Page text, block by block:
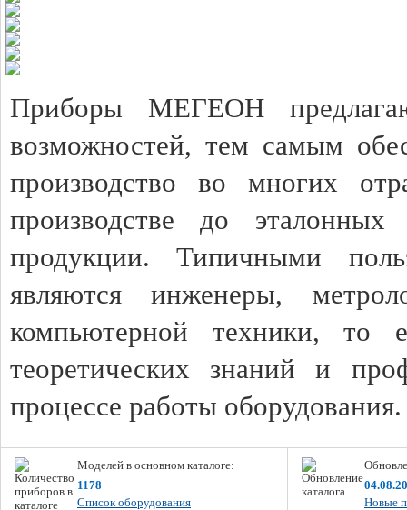
Приборы МЕГЕОН
возможностей, тем самым
производство во многих
производстве до эталонных
продукции. Типичными
являются инженеры,
компьютерной техники, то
теоретических знаний и
процессе работы
Моделей в основном каталоге:
1178
Список оборудования
Новые